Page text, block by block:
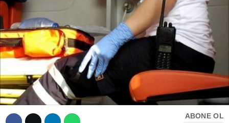
WhatsApp İhbar
Hattı
Facebook
İLANLAR
TERCİH ROBOTU
ABONE OL